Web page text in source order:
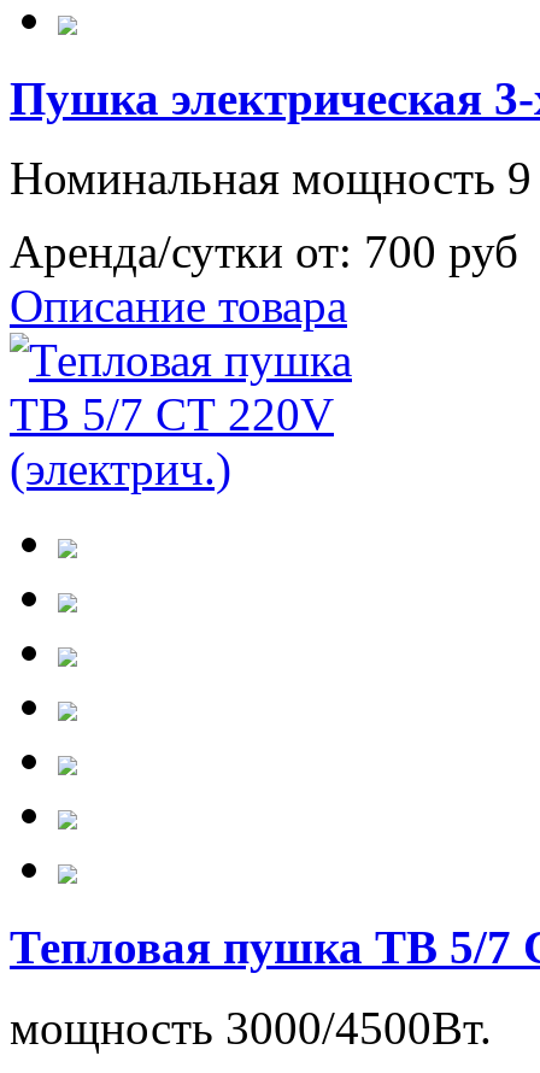
Пушка электрическая
Номинальная мощность 9
Аренда/сутки от: 700 руб
Описание товара
Тепловая пушка ТВ 5/7
мощность 3000/4500Вт.